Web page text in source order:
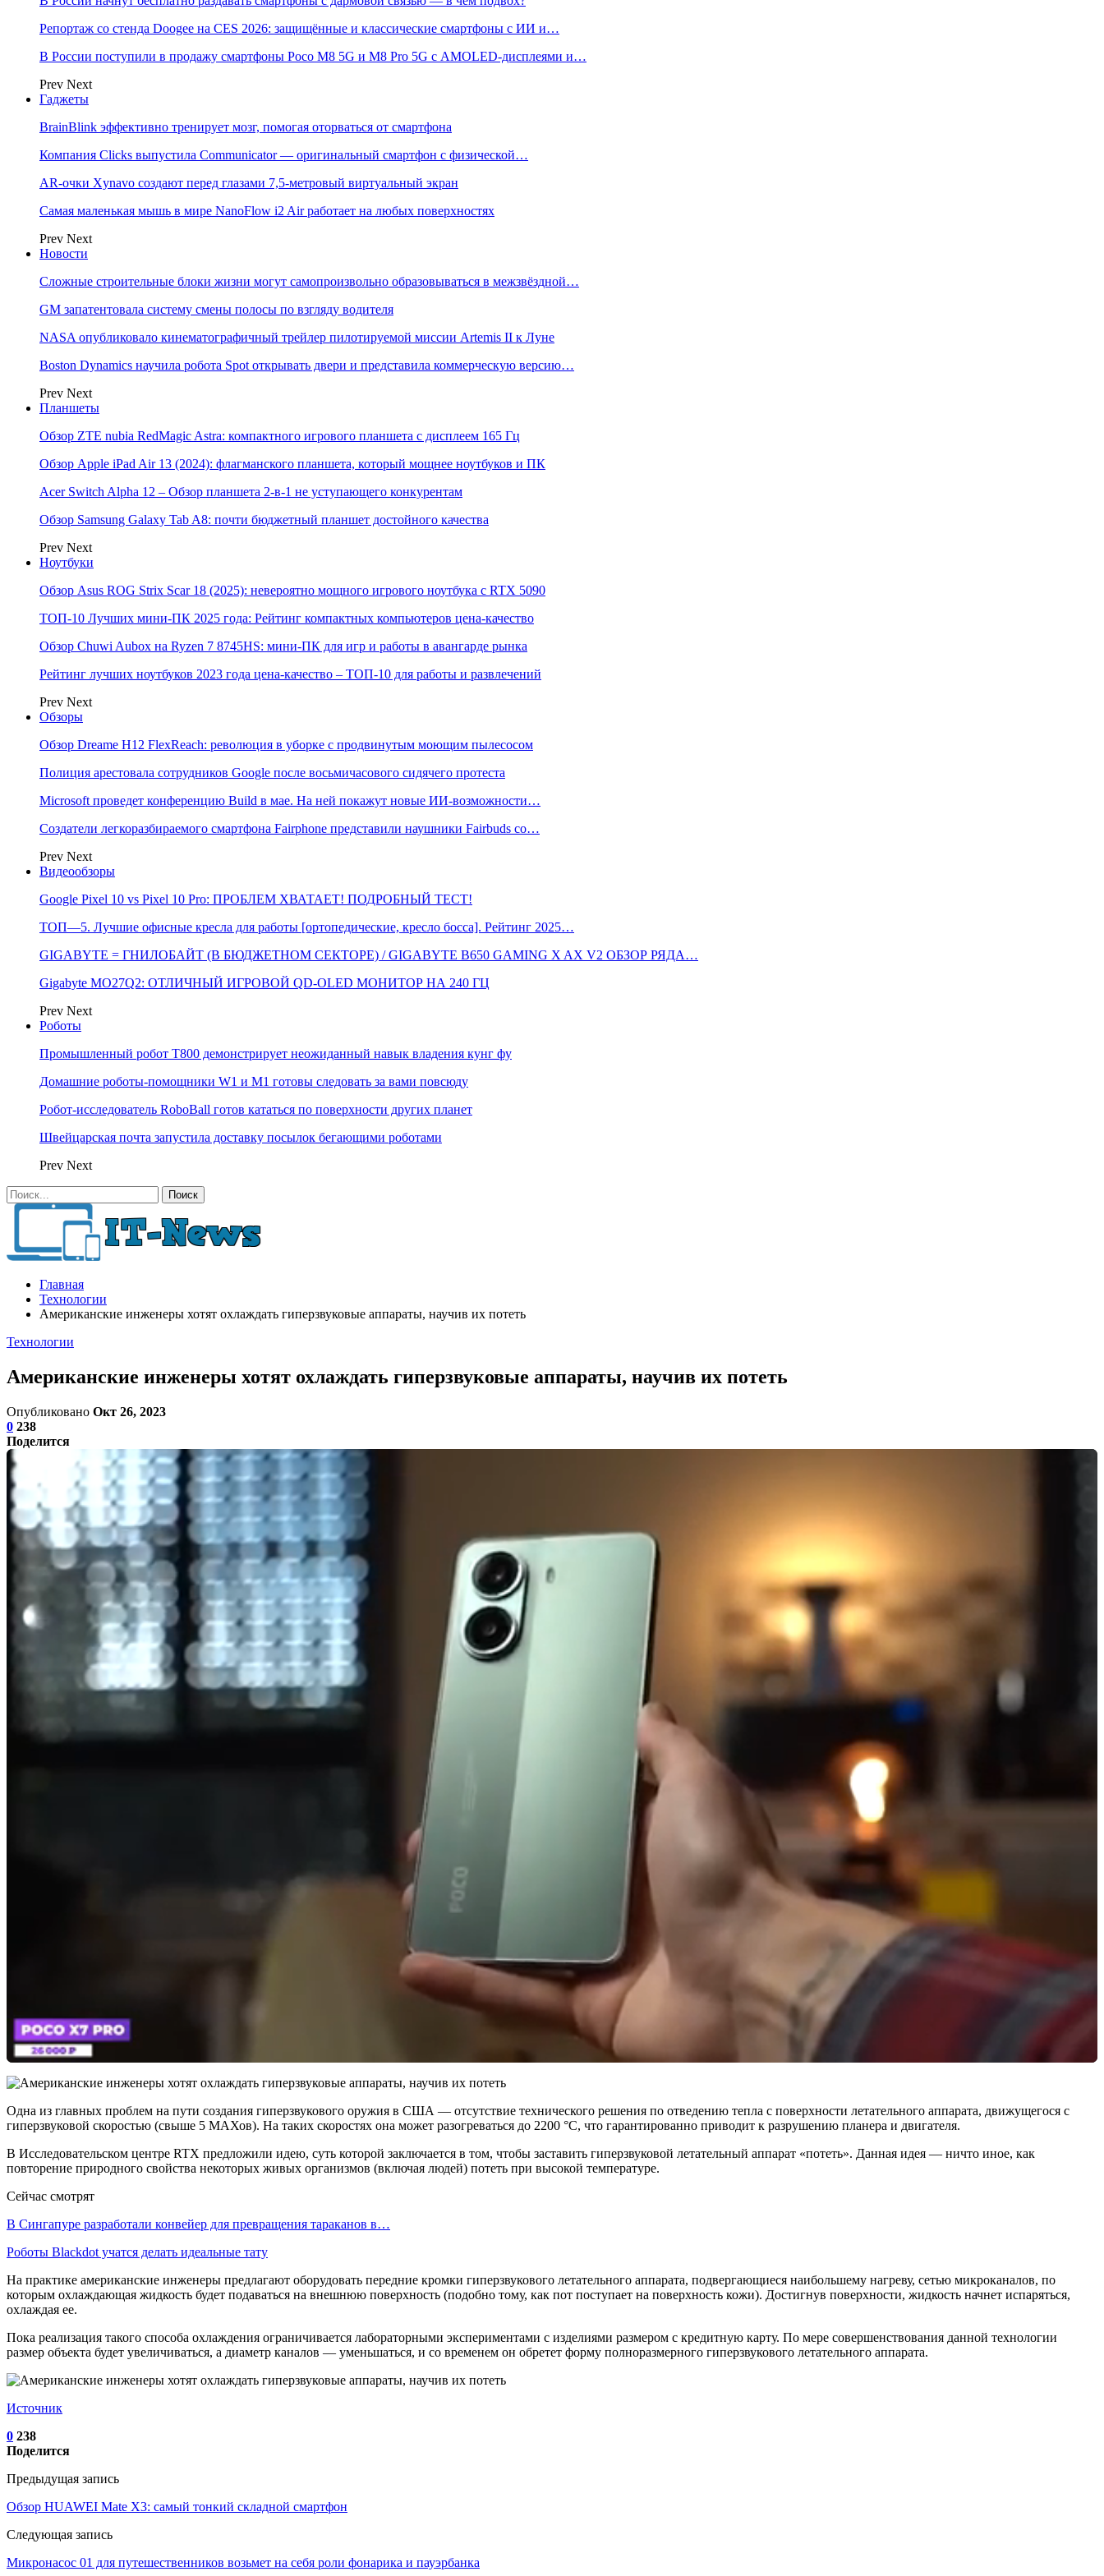
Репортаж со стенда Doogee на CES 2026: защищённые и классические смартфоны с ИИ и…
В России поступили в продажу смартфоны Poco M8 5G и M8 Pro 5G с AMOLED-дисплеями и…
Prev Next
Гаджеты
BrainBlink эффективно тренирует мозг, помогая оторваться от смартфона
Компания Clicks выпустила Communicator — оригинальный смартфон с физической…
AR-очки Xynavo создают перед глазами 7,5-метровый виртуальный экран
Самая маленькая мышь в мире NanoFlow i2 Air работает на любых поверхностях
Prev Next
Новости
Сложные строительные блоки жизни могут самопроизвольно образовываться в межзвёздной…
GM запатентовала систему смены полосы по взгляду водителя
NASA опубликовало кинематографичный трейлер пилотируемой миссии Artemis II к Луне
Boston Dynamics научила робота Spot открывать двери и представила коммерческую версию…
Prev Next
Планшеты
Обзор ZTE nubia RedMagic Astra: компактного игрового планшета с дисплеем 165 Гц
Обзор Apple iPad Air 13 (2024): флагманского планшета, который мощнее ноутбуков и ПК
Acer Switch Alpha 12 – Обзор планшета 2-в-1 не уступающего конкурентам
Обзор Samsung Galaxy Tab A8: почти бюджетный планшет достойного качества
Prev Next
Ноутбуки
Обзор Asus ROG Strix Scar 18 (2025): невероятно мощного игрового ноутбука с RTX 5090
ТОП-10 Лучших мини-ПК 2025 года: Рейтинг компактных компьютеров цена-качество
Обзор Chuwi Aubox на Ryzen 7 8745HS: мини-ПК для игр и работы в авангарде рынка
Рейтинг лучших ноутбуков 2023 года цена-качество – ТОП-10 для работы и развлечений
Prev Next
Обзоры
Обзор Dreame H12 FlexReach: революция в уборке с продвинутым моющим пылесосом
Полиция арестовала сотрудников Google после восьмичасового сидячего протеста
Microsoft проведет конференцию Build в мае. На ней покажут новые ИИ-возможности…
Создатели легкоразбираемого смартфона Fairphone представили наушники Fairbuds со…
Prev Next
Видеообзоры
Google Pixel 10 vs Pixel 10 Pro: ПРОБЛЕМ ХВАТАЕТ! ПОДРОБНЫЙ ТЕСТ!
ТОП—5. Лучшие офисные кресла для работы [ортопедические, кресло босса]. Рейтинг 2025…
GIGABYTE = ГНИЛОБАЙТ (В БЮДЖЕТНОМ СЕКТОРЕ) / GIGABYTE B650 GAMING X AX V2 ОБЗОР РЯДА…
Gigabyte MO27Q2: ОТЛИЧНЫЙ ИГРОВОЙ QD-OLED МОНИТОР НА 240 ГЦ
Prev Next
Роботы
Промышленный робот Т800 демонстрирует неожиданный навык владения кунг фу
Домашние роботы-помощники W1 и M1 готовы следовать за вами повсюду
Робот-исследователь RoboBall готов кататься по поверхности других планет
Швейцарская почта запустила доставку посылок бегающими роботами
Prev Next
Главная
Технологии
Американские инженеры хотят охлаждать гиперзвуковые аппараты, научив их потеть
Технологии
Американские инженеры хотят охлаждать гиперзвуковые аппараты, научив их потеть
Опубликовано Окт 26, 2023
0 238
Поделится
Одна из главных проблем на пути создания гиперзвукового оружия в США — отсутствие технического решения по отведению тепла с поверхности летательного аппарата, движущегося с
гиперзвуковой скоростью (свыше 5 МАХов). На таких скоростях она может разогреваться до 2200 °C, что гарантированно приводит к разрушению планера и двигателя.
В Исследовательском центре RTX предложили идею, суть которой заключается в том, чтобы заставить гиперзвуковой летательный аппарат «потеть». Данная идея — ничто иное, как
повторение природного свойства некоторых живых организмов (включая людей) потеть при высокой температуре.
Сейчас смотрят
В Сингапуре разработали конвейер для превращения тараканов в…
Роботы Blackdot учатся делать идеальные тату
На практике американские инженеры предлагают оборудовать передние кромки гиперзвукового летательного аппарата, подвергающиеся наибольшему нагреву, сетью микроканалов, по
которым охлаждающая жидкость будет подаваться на внешнюю поверхность (подобно тому, как пот поступает на поверхность кожи). Достигнув поверхности, жидкость начнет испаряться,
охлаждая ее.
Пока реализация такого способа охлаждения ограничивается лабораторными экспериментами с изделиями размером с кредитную карту. По мере совершенствования данной технологии
размер объекта будет увеличиваться, а диаметр каналов — уменьшаться, и со временем он обретет форму полноразмерного гиперзвукового летательного аппарата.
Источник
0 238
Поделится
Предыдущая запись
Обзор HUAWEI Mate X3: самый тонкий складной смартфон
Следующая запись
Микронасос 01 для путешественников возьмет на себя роли фонарика и пауэрбанка